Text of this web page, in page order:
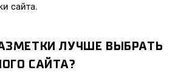
сайта.
ЛУЧШЕ ВЫБРАТЬ
САЙТА?